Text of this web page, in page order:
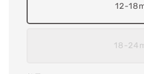
12-
18-